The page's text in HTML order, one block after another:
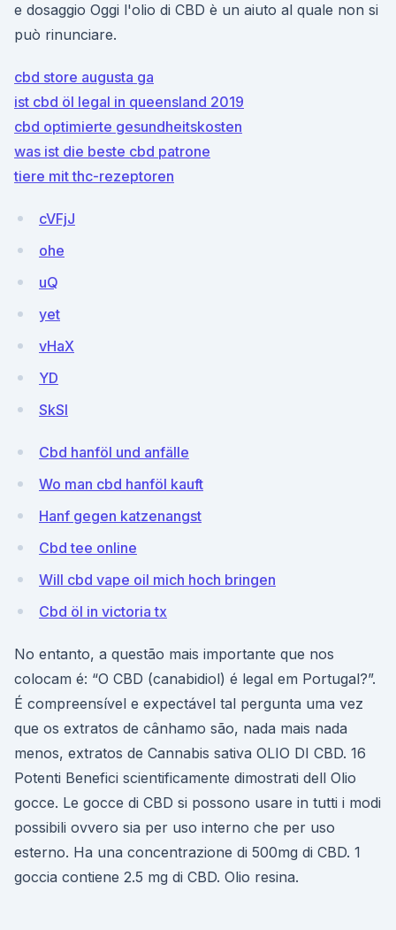
e dosaggio Oggi l'olio di CBD è un aiuto al quale non si
può rinunciare.
cbd store augusta ga
ist cbd öl legal in queensland 2019
cbd optimierte gesundheitskosten
was ist die beste cbd patrone
tiere mit thc-rezeptoren
cVFjJ
ohe
uQ
yet
vHaX
YD
SkSI
Cbd hanföl und anfälle
Wo man cbd hanföl kauft
Hanf gegen katzenangst
Cbd tee online
Will cbd vape oil mich hoch bringen
Cbd öl in victoria tx
No entanto, a questão mais importante que nos
colocam é: “O CBD (canabidiol) é legal em Portugal?”.
É compreensível e expectável tal pergunta uma vez
que os extratos de cânhamo são, nada mais nada
menos, extratos de Cannabis sativa OLIO DI CBD. 16
Potenti Benefici scientificamente dimostrati dell Olio
gocce. Le gocce di CBD si possono usare in tutti i modi
possibili ovvero sia per uso interno che per uso
esterno. Ha una concentrazione di 500mg di CBD. 1
goccia contiene 2.5 mg di CBD. Olio resina.